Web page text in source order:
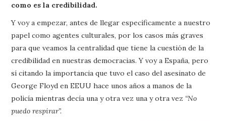
como es la credibilidad.
Y voy a empezar, antes de llegar específicamente a nuestro
papel como agentes culturales, por los casos más graves
para que veamos la centralidad que tiene la cuestión de la
credibilidad en nuestras democracias. Y voy a España, pero
sí citando la importancia que tuvo el caso del asesinato de
George Floyd en EEUU hace unos años a manos de la
policía mientras decía una y otra vez una y otra vez “No
puedo respirar”.